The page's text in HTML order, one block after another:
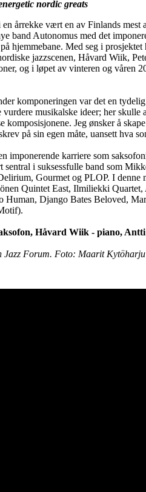
nordic greats
årrekke vært en av Finlands mest
band Autonomus med det
hjemmebane. Med seg i
jazzscenen, Håvard Wiik,
og i løpet av vinteren og våren
komponeringen var det en
vurdere musikalske ideer; her
komposisjonene. Jeg ønsker å
på sin egen måte, uansett hva
imponerende karriere som
sentral i suksessfulle band som
Gourmet og PLOP. I denne
Quintet East, Ilmiliekki Quartet,
Human, Django Bates Beloved,
Håvard Wiik - piano,
Jazz Forum. Foto: Maarit Kytöharju